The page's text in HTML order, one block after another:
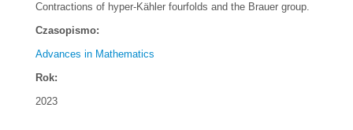
Contractions of hyper-Kähler fourfolds and the Brauer group.
Czasopismo:
Advances in Mathematics
Rok:
2023